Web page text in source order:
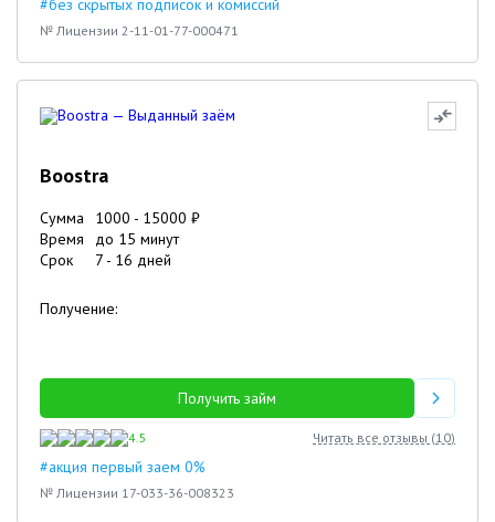
#без скрытых подписок и комиссий
№ Лицензии 2-11-01-77-000471
Boostra
Сумма 1000 - 15000 ₽
Время
до 15 минут
Срок
7 - 16 дней
Получение:
Получить займ
4.5 Читать все отзывы (10)
#акция первый заем 0%
№ Лицензии 17-033-36-008323